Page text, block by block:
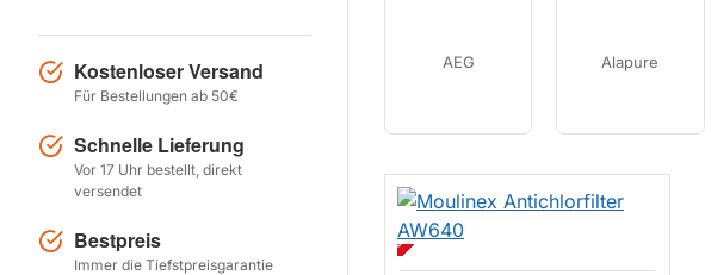
Kostenloser Versand
Für Bestellungen ab 50€
Schnelle Lieferung
Vor 17 Uhr bestellt, direkt
versendet
Bestpreis
Immer die Tiefstpreisgarantie
AEG Alapure
ABGESETZT